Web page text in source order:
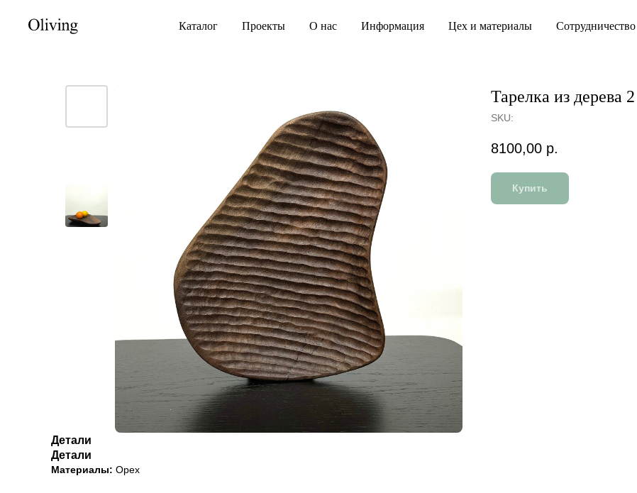
Каталог Проекты О нас Информация Цех и материалы Сотрудничество
Тарелка из дерева 2
SKU:
8100,00 р.
Купить
Детали
Детали
Материалы: Орех